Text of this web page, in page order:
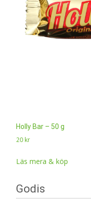
Holly Bar – 50 g
20 kr
Läs mera & köp
Godis